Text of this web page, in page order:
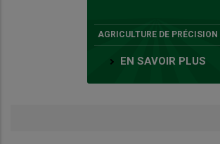
AGRICULTURE DE PRÉCISION
EN SAVOIR PLUS